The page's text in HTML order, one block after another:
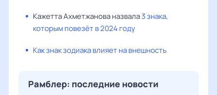
Кажетта Ахметжанова назвала3 знака,
которым повезёт в 2024 году
Как знак зодиака влияет на внешность
Рамблер: последние новости